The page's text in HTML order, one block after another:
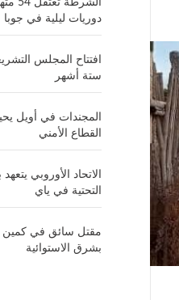
دوريات ليلية في جوبا
افتتاح المجلس
ستة أشهر
المجندات في أويل
القطاع الأمني
الاتحاد الأوروبي
التحتية في ياي
مقتل سائق في كمين
بشرق الاستوائية